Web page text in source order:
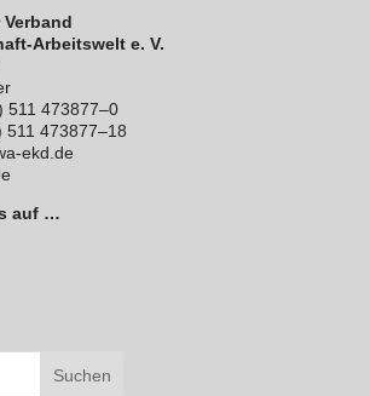
Arbeits­welt e. V.
511 473877–0
511 473877–18
ekd.de
auf …